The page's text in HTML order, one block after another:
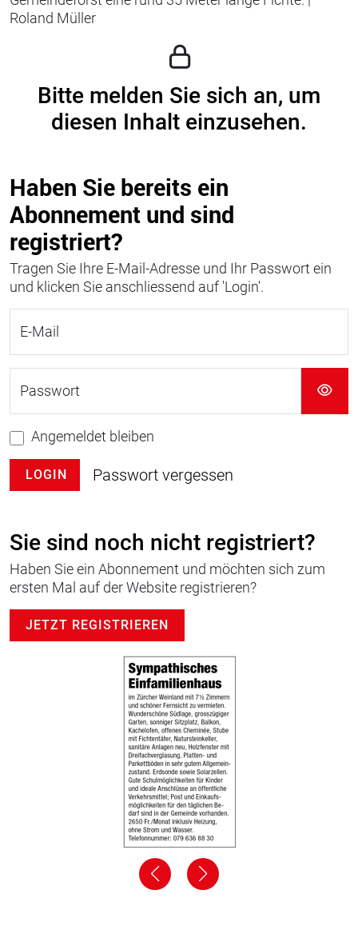
Roland Müller
Bitte melden Sie sich an, um
diesen Inhalt einzusehen.
Haben Sie bereits ein
Abonnement und sind
registriert?
Tragen Sie Ihre E-Mail-Adresse und Ihr Passwort ein
und klicken Sie anschliessend auf 'Login'.
E-Mail
Passwort
Angemeldet bleiben
LOGIN Passwort vergessen
Sie sind noch nicht registriert?
Haben Sie ein Abonnement und möchten sich zum
ersten Mal auf der Website registrieren?
JETZT REGISTRIEREN